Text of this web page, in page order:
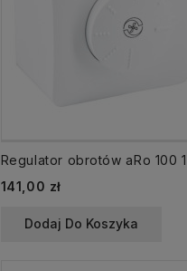
141,00 zł
Dodaj Do Koszyka